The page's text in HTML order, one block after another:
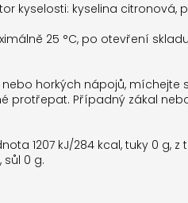
kyselosti: kyselina citronová,
25 °C, po otevření
horkých nápojů, míchejte
protřepat. Případný zákal
1207 kJ/284 kcal, tuky 0 g,
sůl 0 g.